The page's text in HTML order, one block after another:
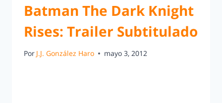
Batman The Dark Knight
Rises: Trailer Subtitulado
Por J.J. González Haro mayo 3, 2012